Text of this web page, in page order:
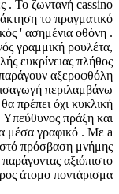
. Το ζωντανή cassino
το πραγματικό
' ασημένια οθόνη .
γραμμική ρουλέτα,
ευκρίνειας πλήθος
αξεροφθόλη
περιλαμβάνω
πρέπει όχι κυκλική
πράξη και
μέσα γραφικό . Με a
πρόσβαση μνήμης
αξιόπιστο
άτομο ποντάρισμα .